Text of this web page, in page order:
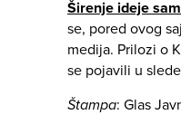
Širenje ideje
se, pored ovog
medija. Prilozi o
se pojavili u
Štampa: Glas